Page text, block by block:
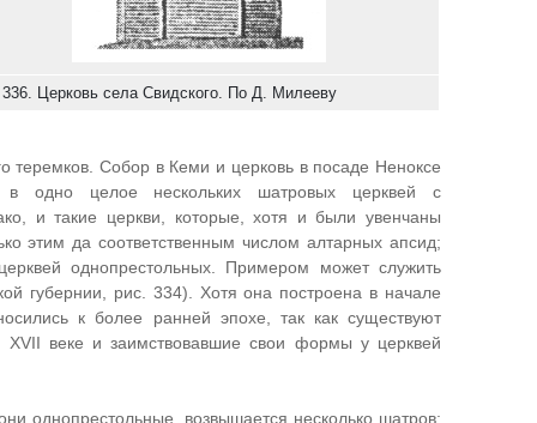
Церковь села Свидского. По Д. Милееву
теремков. Собор в Кеми и церковь в посаде Неноксе
одно целое нескольких шатровых церквей с
и такие церкви, которые, хотя и были увенчаны
этим да соответственным числом алтарных апсид;
однопрестольных. Примером может служить
губернии, рис. 334). Хотя она построена в начале
к более ранней эпохе, так как существуют
веке и заимствовавшие свои формы у церквей
однопрестольные, возвышается несколько шатров;